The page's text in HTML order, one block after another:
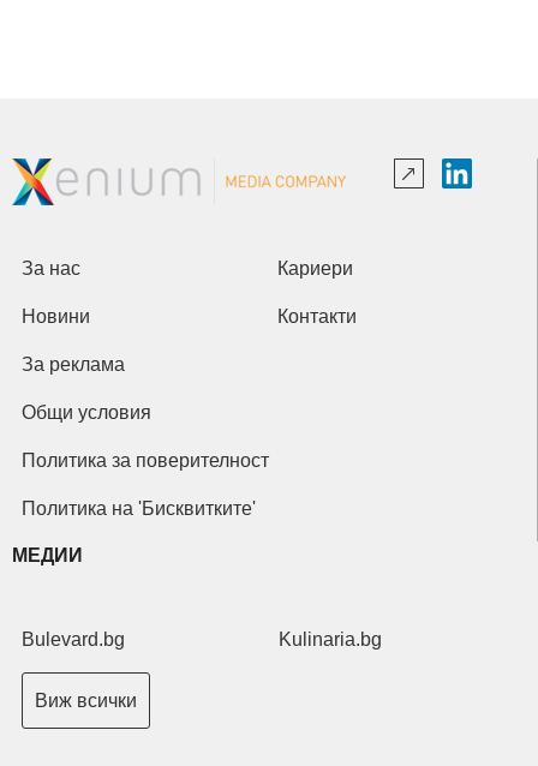
За нас Кариери
Новини Контакти
За реклама
Общи условия
Политика за поверителност
Политика на 'Бисквитките'
МЕДИИ
Bulevard.bg Kulinaria.bg
Виж всички